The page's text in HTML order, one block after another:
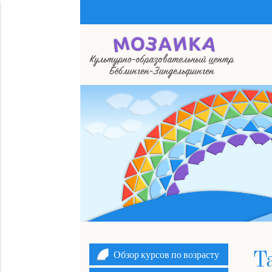
Ключевые слова
Обзор курсов по возрасту